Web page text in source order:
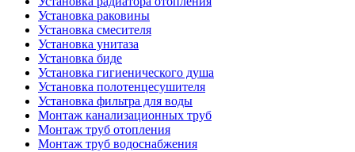
Установка раковины
Установка смесителя
Установка унитаза
Установка биде
Установка гигиенического душа
Установка полотенцесушителя
Установка фильтра для воды
Монтаж канализационных труб
Монтаж труб отопления
Монтаж труб водоснабжения